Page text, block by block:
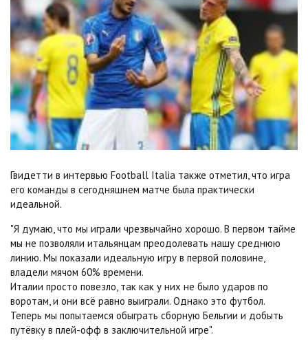
Гвидетти в интервью Football Italia также отметил, что игра
его команды в сегодняшнем матче была практически
идеальной.
"Я думаю, что мы играли чрезвычайно хорошо. В первом тайме
мы не позволяли итальянцам преодолевать нашу среднюю
линию. Мы показали идеальную игру в первой половине,
владели мячом 60% времени.
Италии просто повезло, так как у них не было ударов по
воротам, и они всё равно выиграли. Однако это футбол.
Теперь мы попытаемся обыграть сборную Бельгии и добыть
путёвку в плей-офф в заключительной игре".